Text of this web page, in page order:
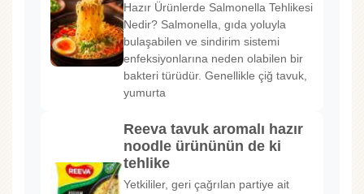
Hazır Ürünlerde Salmonella Tehlikesi
Nedir? Salmonella, gıda yoluyla
bulaşabilen ve sindirim sistemi
enfeksiyonlarına neden olabilen bir
bakteri türüdür. Genellikle çiğ tavuk,
yumurta
Reeva tavuk aromalı hazır
noodle ürününün de ki
tehlike
Yetkililer, geri çağrılan partiye ait